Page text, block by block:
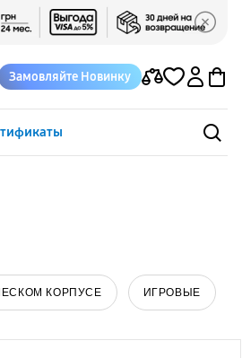
Замовляйте Новинку
КОРПУСЕ ИГРОВЫЕ